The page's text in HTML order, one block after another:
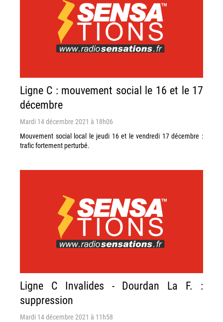
Ligne C : mouvement social le 16 et le 17
décembre
Mardi 14 décembre 2021 à 18h06
Mouvement social local le jeudi 16 et le vendredi 17 décembre :
trafic fortement perturbé.
Ligne C Invalides - Dourdan La F. :
suppression
Mardi 14 décembre 2021 à 11h58